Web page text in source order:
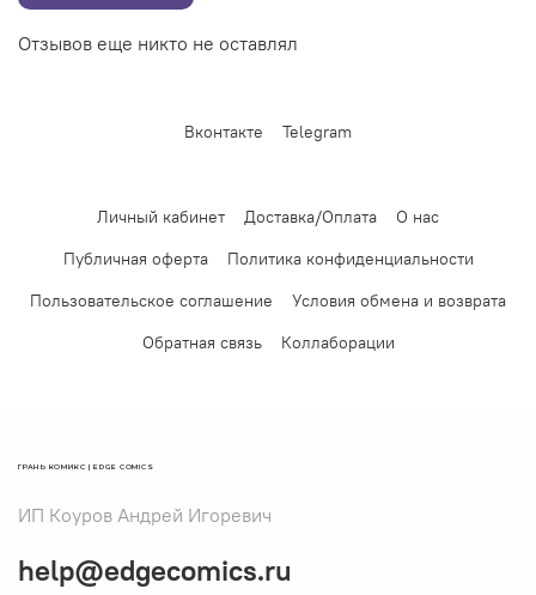
Отзывов еще никто не оставлял
Вконтакте Telegram
Личный кабинет Доставка/Оплата
О нас
Публичная оферта
Политика конфиденциальности
Пользовательское соглашение
Условия обмена и возврата
Обратная связь
Коллаборации
ГРАНЬ КОМИКС | EDGE COMICS
ИП Коуров Андрей Игоревич
help@edgecomics.ru